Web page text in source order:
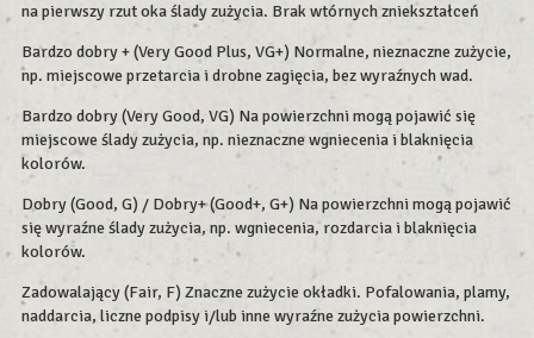
na pierwszy rzut oka ślady zużycia. Brak wtórnych zniekształceń
Bardzo dobry + (Very Good Plus, VG+) Normalne, nieznaczne zużycie,
np. miejscowe przetarcia i drobne zagięcia, bez wyraźnych wad.
Bardzo dobry (Very Good, VG) Na powierzchni mogą pojawić się
miejscowe ślady zużycia, np. nieznaczne wgniecenia i blaknięcia
kolorów.
Dobry (Good, G) / Dobry+ (Good+, G+) Na powierzchni mogą pojawić
się wyraźne ślady zużycia, np. wgniecenia, rozdarcia i blaknięcia
kolorów.
Zadowalający (Fair, F) Znaczne zużycie okładki. Pofalowania, plamy,
naddarcia, liczne podpisy i/lub inne wyraźne zużycia powierzchni.